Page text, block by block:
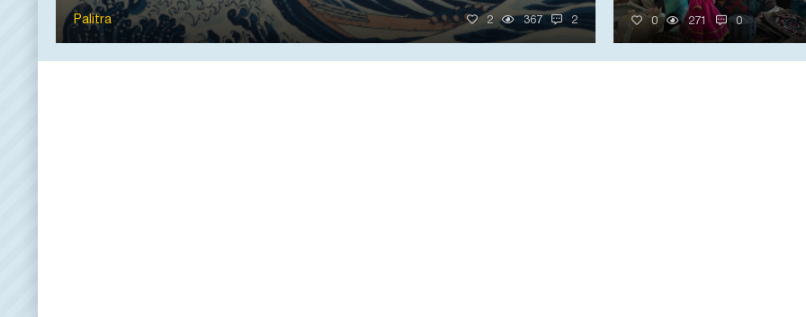
Palitra 2 367 2 0 271 0